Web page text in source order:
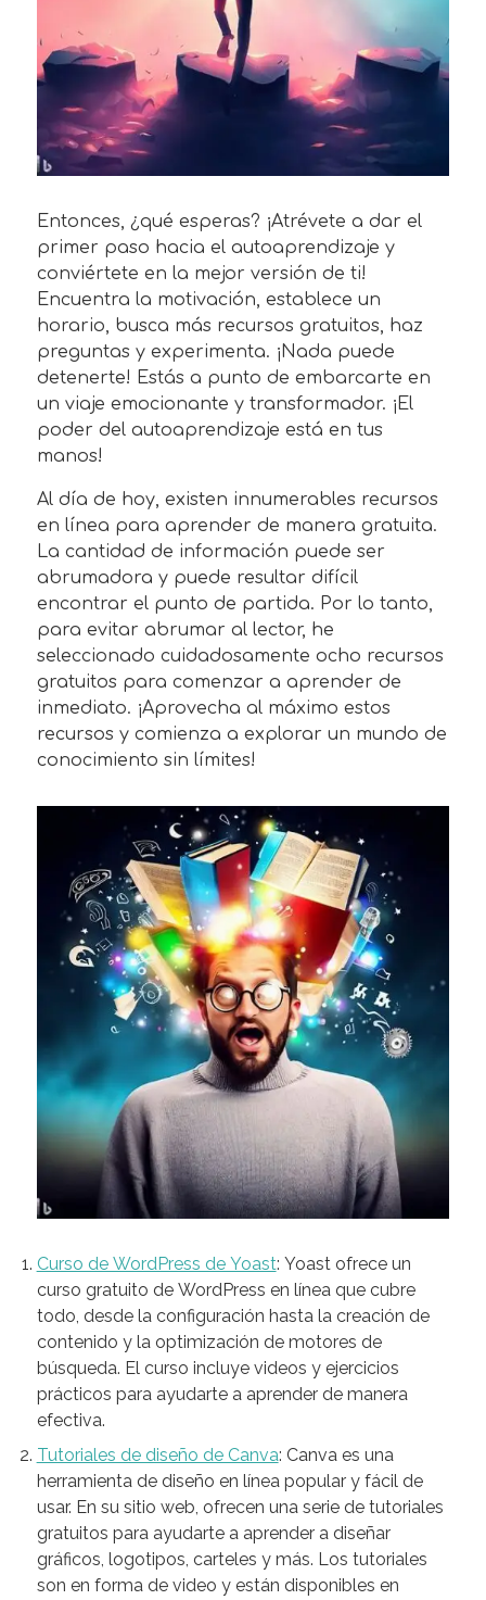
Entonces, ¿qué esperas? ¡Atrévete a dar el
primer paso hacia el autoaprendizaje y
conviértete en la mejor versión de ti!
Encuentra la motivación, establece un
horario, busca más recursos gratuitos, haz
preguntas y experimenta. ¡Nada puede
detenerte! Estás a punto de embarcarte en
un viaje emocionante y transformador. ¡El
poder del autoaprendizaje está en tus
manos!
Al día de hoy, existen innumerables recursos
en línea para aprender de manera gratuita.
La cantidad de información puede ser
abrumadora y puede resultar difícil
encontrar el punto de partida. Por lo tanto,
para evitar abrumar al lector, he
seleccionado cuidadosamente ocho recursos
gratuitos para comenzar a aprender de
inmediato. ¡Aprovecha al máximo estos
recursos y comienza a explorar un mundo de
conocimiento sin límites!
Curso de WordPress de Yoast: Yoast ofrece un
curso gratuito de WordPress en línea que cubre
todo, desde la configuración hasta la creación de
contenido y la optimización de motores de
búsqueda. El curso incluye videos y ejercicios
prácticos para ayudarte a aprender de manera
efectiva.
Tutoriales de diseño de Canva: Canva es una
herramienta de diseño en línea popular y fácil de
usar. En su sitio web, ofrecen una serie de tutoriales
gratuitos para ayudarte a aprender a diseñar
gráficos, logotipos, carteles y más. Los tutoriales
son en forma de video y están disponibles en